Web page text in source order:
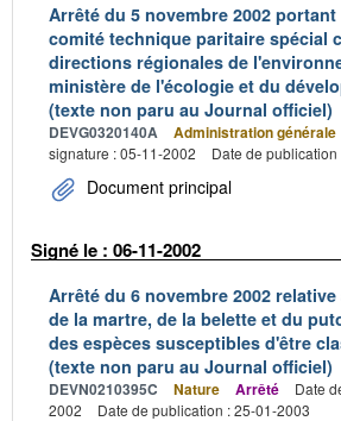
Arrêté du 5 novembre 2002
comité technique paritaire spécial
directions régionales de
ministère de l'écologie et du
(texte non paru au Journal officiel)
DEVG0320140A Administration générale
signature : 05-11-2002
Date de
Document principal
Signé le : 06-11-2002
Arrêté du 6 novembre 2002
de la martre, de la belette et du
des espèces susceptibles d'être
(texte non paru au Journal officiel)
DEVN0210395C Nature Arrêté
Date
2002
Date de publication : 25-01-2003